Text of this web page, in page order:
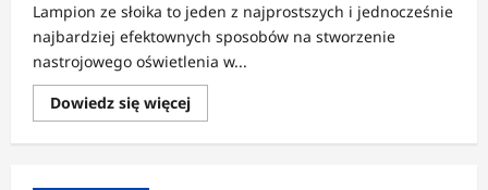
Lampion ze słoika to jeden z najprostszych i jednocześnie
najbardziej efektownych sposobów na stworzenie
nastrojowego oświetlenia w...
Dowiedz się więcejDowiedz
się
o